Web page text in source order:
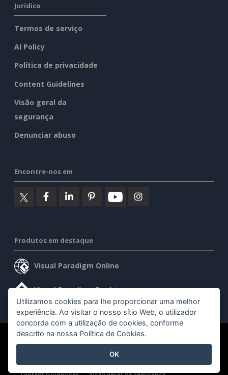
Jurídico
Termos de serviço
AI Policy
Política de privacidade
Content Guidelines
Visão geral da
segurança
Denunciar abuso
Encontre-nos em
Produtos em destaque
Visual Paradigm Online
Visual Paradigm Desktop
©2026 by Visual Paradigm. Todos os direitos reservados.
Utilizamos cookies para lhe proporcionar uma melhor
experiência. Ao visitar o nosso sítio Web, o utilizador
concorda com a utilização de cookies, conforme
descrito na nossa Política de Cookies.
OK